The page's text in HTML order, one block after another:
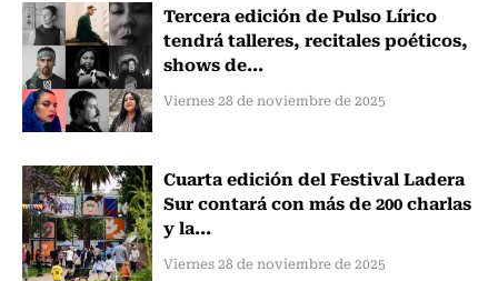
Tercera edición de Pulso Lírico
tendrá talleres, recitales poéticos,
shows de...
Viernes 28 de noviembre de 2025
Cuarta edición del Festival Ladera
Sur contará con más de 200 charlas
y la...
Viernes 28 de noviembre de 2025